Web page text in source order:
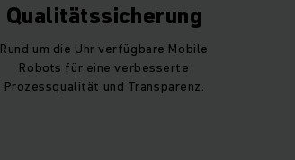
Qualitätssicherung
Rund um die Uhr verfügbare Mobile
Robots für eine verbesserte
Prozessqualität und Transparenz.